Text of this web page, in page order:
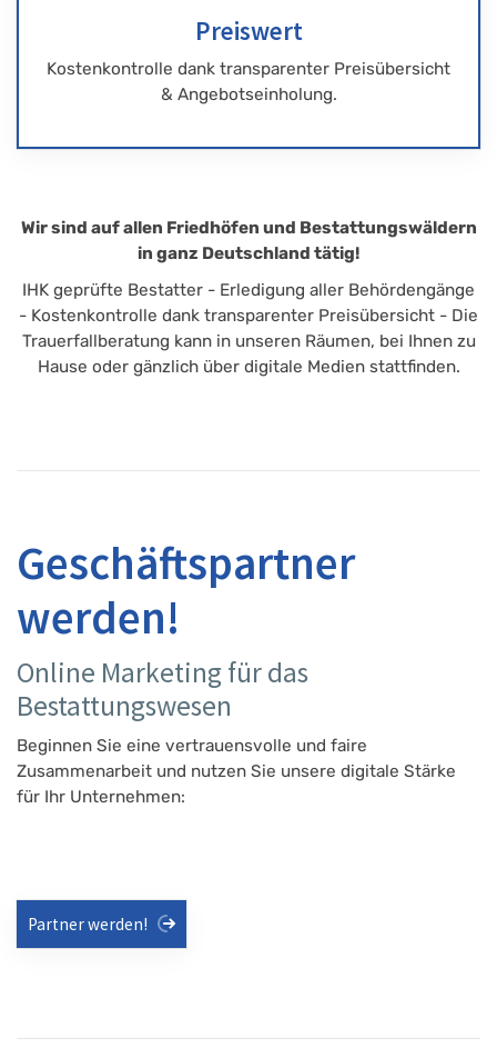
Preiswert
Kostenkontrolle dank transparenter Preisübersicht
& Angebotseinholung.
Wir sind auf allen Friedhöfen und Bestattungswäldern
in ganz Deutschland tätig!
IHK geprüfte Bestatter - Erledigung aller Behördengänge
- Kostenkontrolle dank transparenter Preisübersicht - Die
Trauerfallberatung kann in unseren Räumen, bei Ihnen zu
Hause oder gänzlich über digitale Medien stattfinden.
Geschäftspartner
werden!
Online Marketing für das
Bestattungswesen
Beginnen Sie eine vertrauensvolle und faire
Zusammenarbeit und nutzen Sie unsere digitale Stärke
für Ihr Unternehmen:
Partner werden!